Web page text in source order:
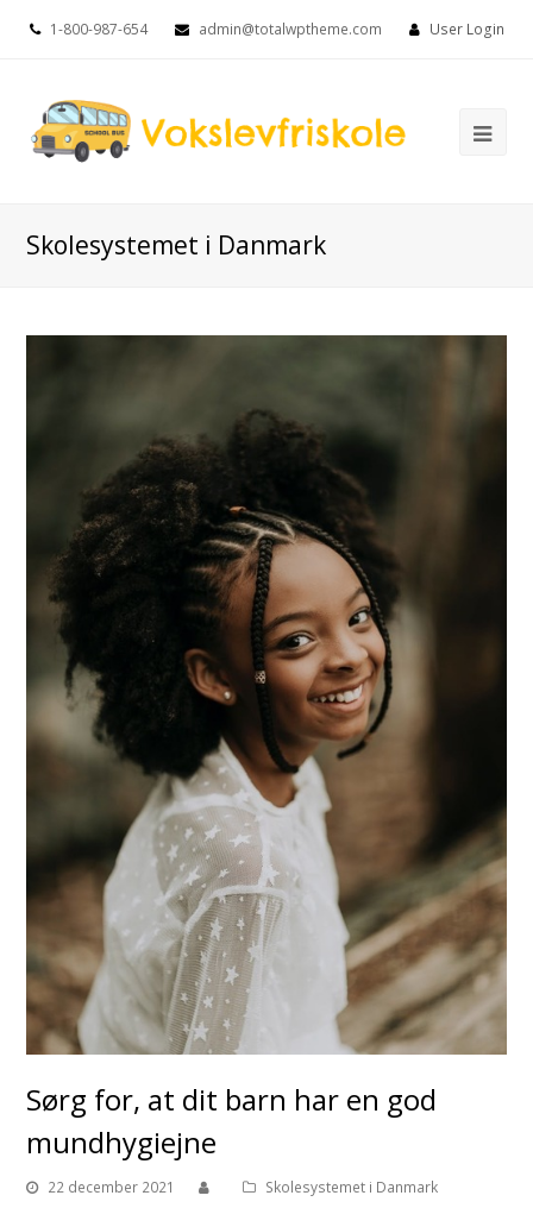
1-800-987-654 admin@totalwptheme.com User Login
Skolesystemet i Danmark
Sørg for, at dit barn har en god
mundhygiejne
22 december 2021 Skolesystemet i Danmark